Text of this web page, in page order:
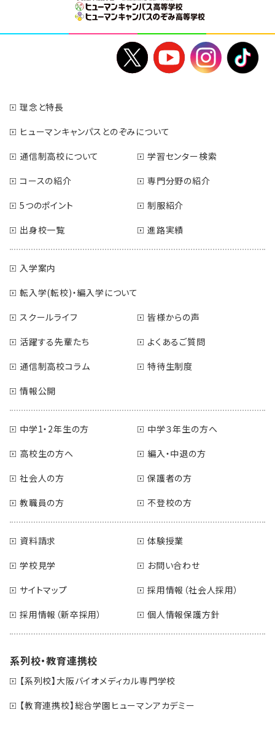
理念と特長
ヒューマンキャンパスとのぞみについて
通信制高校について
学習センター検索
コースの紹介
専門分野の紹介
5つのポイント
制服紹介
出身校一覧
進路実績
入学案内
転入学(転校)・編入学について
スクールライフ
皆様からの声
活躍する先輩たち
よくあるご質問
通信制高校コラム
特待生制度
情報公開
中学1・2年生の方
中学３年生の方へ
高校生の方へ
編入・中退の方
社会人の方
保護者の方
教職員の方
不登校の方
資料請求
体験授業
学校見学
お問い合わせ
サイトマップ
採用情報（社会人採用）
採用情報（新卒採用）
個人情報保護方針
系列校・教育連携校
【系列校】大阪バイオメディカル専門学校
【教育連携校】総合学園ヒューマンアカデミー